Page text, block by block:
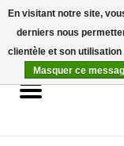
USD/CAD
Vélos neufs
En visitant notre site,
derniers nous
clientèle et son
Masquer ce